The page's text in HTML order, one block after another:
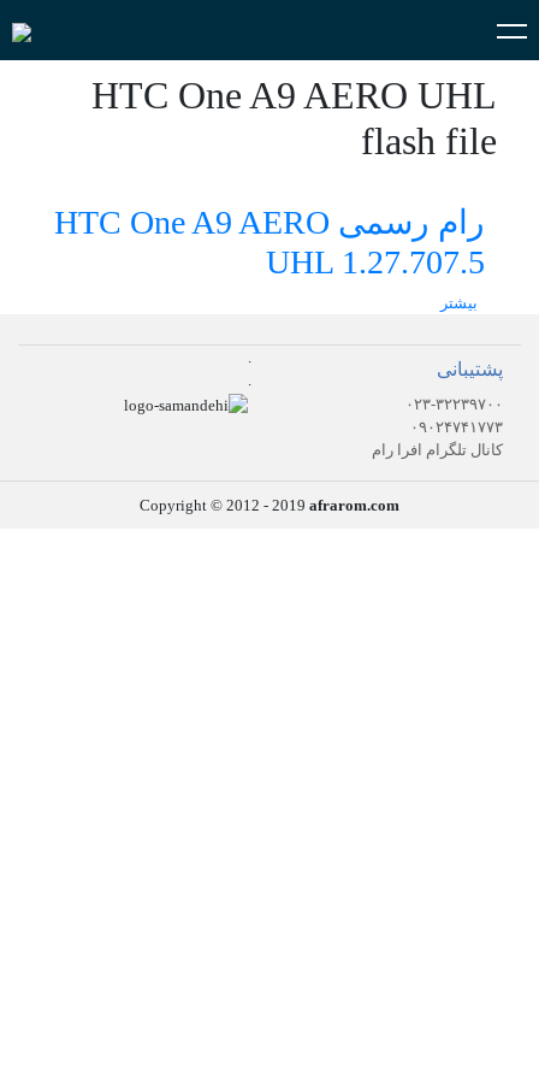
HTC One A9 AERO UHL
flash file
رام رسمی HTC One A9 AERO
UHL 1.27.707.5
بیشتر
پشتیبانی
۰۲۳-۳۲۲۳۹۷۰۰
۰۹۰۲۴۷۴۱۷۷۳
کانال تلگرام افرا رام
.
.
Copyright © 2012 - 2019 afrarom.com